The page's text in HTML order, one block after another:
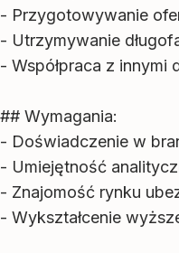
- Przygotowywanie
- Utrzymywanie
- Współpraca z innymi
## Wymagania:
- Doświadczenie w
- Umiejętność
- Znajomość rynku
- Wykształcenie